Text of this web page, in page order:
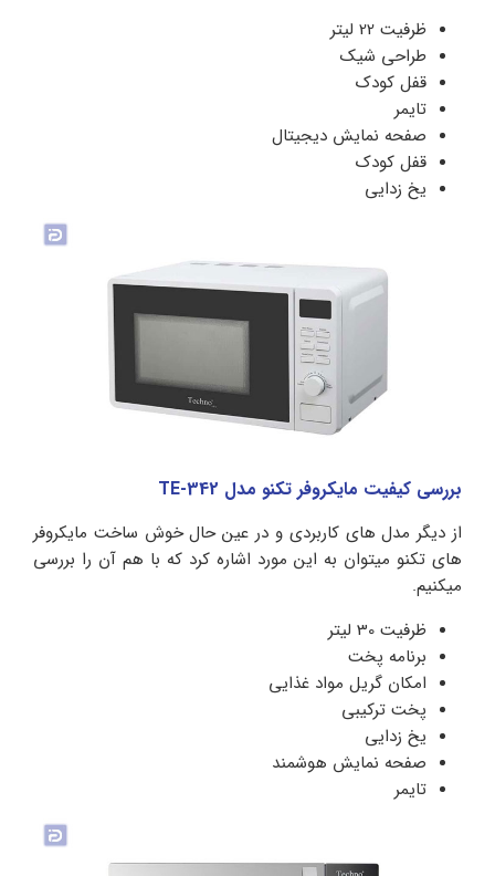
ظرفیت 22 لیتر
طراحی شیک
قفل کودک
تایمر
صفحه نمایش دیجیتال
قفل کودک
یخ زدایی
بررسی کیفیت مایکروفر تکنو مدل TE-342
از دیگر مدل های کاربردی و در عین حال خوش ساخت مایکروفر
های تکنو میتوان به این مورد اشاره کرد که با هم آن را بررسی
میکنیم.
ظرفیت 30 لیتر
برنامه پخت
امکان گریل مواد غذایی
پخت ترکیبی
یخ زدایی
صفحه نمایش هوشمند
تایمر